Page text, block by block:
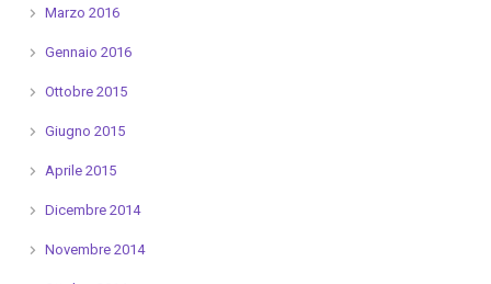
Marzo 2016
Gennaio 2016
Ottobre 2015
Giugno 2015
Aprile 2015
Dicembre 2014
Novembre 2014